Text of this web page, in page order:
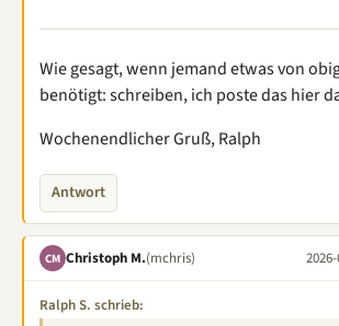
Wie gesagt, wenn jemand etwas von
benötigt: schreiben, ich poste das hier
Wochenendlicher Gruß, Ralph
Antwort
CM Christoph M.(mchris)
Ralph S. schrieb: